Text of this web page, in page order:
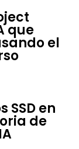
que
el
SSD en
de